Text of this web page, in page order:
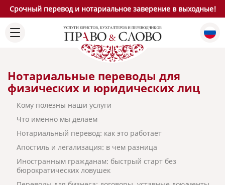
Срочный перевод и нотариальное заверение в выходные!
Нотариальные переводы для
физических и юридических лиц
Кому полезны наши услуги
Что именно мы делаем
Нотариальный перевод: как это работает
Апостиль и легализация: в чем разница
Иностранным гражданам: быстрый старт без
бюрократических ловушек